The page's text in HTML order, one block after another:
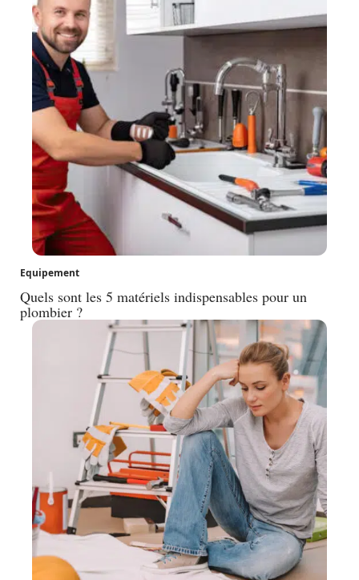
Equipement
Quels sont les 5 matériels indispensables pour un
plombier ?